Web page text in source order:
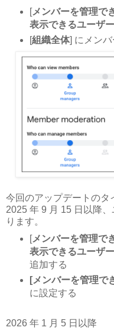
[メンバーを管理で
表示できるユーザー
[組織全体] にメン
今回のアップデートのタ
2025 年 9 月 15 日以降
ります。
[メンバーを管理で
表示できるユーザー
追加する
[メンバーを管理で
に設定する
2026 年 1 月 5 日以降